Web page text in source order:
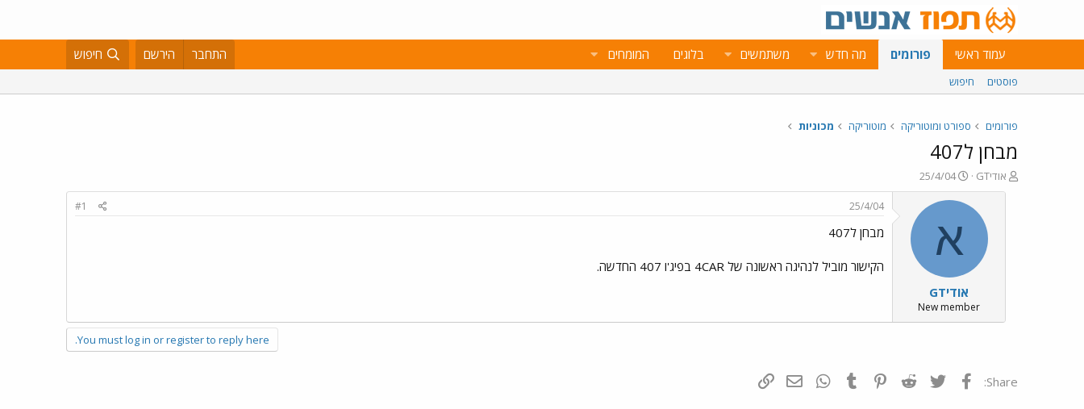
עמוד ראשי פורומים מה חדש משתמשים בלוגים המומחים התחבר הירשם חיפוש
פוסטים חיפוש
פורומים ספורט ומוטוריקה מוטוריקה מכוניות
מבחן ל407
פ
ו
אודיGT
פ
ו
ר
ם
ב
א
ר
י
ך
25/4/04
א
אודיGT
New member
25/4/04
#1
מבחן ל407
הקישור מוביל לנהיגה ראשונה של 4CAR בפיג'ו 407 החדשה.
You must log in or register to reply here.
Share: פייסבוק Twitter
Reddit
Pinterest
Tumblr
WhatsAppדואר אלקטרוני